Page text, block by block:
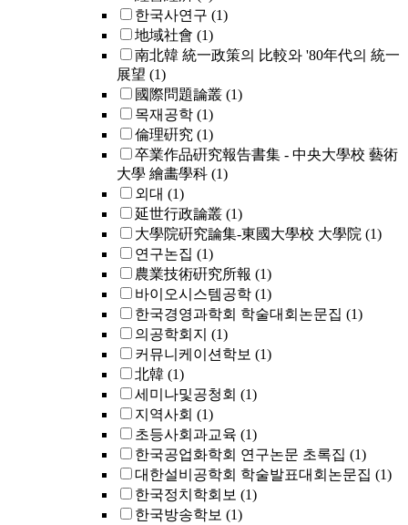
한국사연구 (1)
地域社會 (1)
南北韓 統一政策의 比較와 '80年代의 統一
展望 (1)
國際問題論叢 (1)
목재공학 (1)
倫理硏究 (1)
卒業作品硏究報告書集 - 中央大學校 藝術
大學 繪畵學科 (1)
외대 (1)
延世行政論叢 (1)
大學院硏究論集-東國大學校 大學院 (1)
연구논집 (1)
農業技術硏究所報 (1)
바이오시스템공학 (1)
한국경영과학회 학술대회논문집 (1)
의공학회지 (1)
커뮤니케이션학보 (1)
北韓 (1)
세미나및공청회 (1)
지역사회 (1)
초등사회과교육 (1)
한국공업화학회 연구논문 초록집 (1)
대한설비공학회 학술발표대회논문집 (1)
한국정치학회보 (1)
한국방송학보 (1)